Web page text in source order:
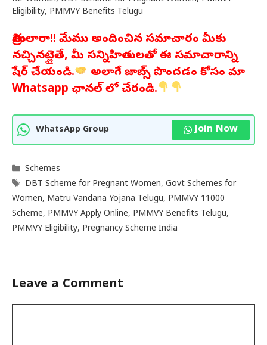
Eligibility, PMMVY Benefits Telugu
మిత్రులారా!! మేము అందించిన సమాచారం మీకు
నచ్చినట్లైతే, మీ సన్నిహితులతో ఈ సమాచారాన్ని
షేర్ చేయండి.
అలాగే జాబ్స్ పొందడం కోసం మా
Whatsapp ఛానల్ లో చేరండి.
WhatsApp Group Join Now
Categories
Schemes
Tags
DBT Scheme for Pregnant Women,Govt Schemes for
Women, Matru Vandana Yojana Telugu, PMMVY 11000
Scheme, PMMVY Apply Online, PMMVY Benefits Telugu,
PMMVY Eligibility, Pregnancy Scheme India
Leave a Comment